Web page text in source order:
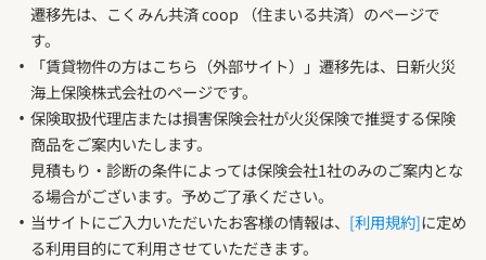
遷移先は、こくみん共済 coop （住まいる共済）のページで
す。
「賃貸物件の方はこちら（外部サイト）」遷移先は、日新火災
海上保険株式会社のページです。
保険取扱代理店または損害保険会社が火災保険で推奨する保険
商品をご案内いたします。
見積もり・診断の条件によっては保険会社1社のみのご案内とな
る場合がございます。予めご了承ください。
当サイトにご入力いただいたお客様の情報は、 [利用規約]に定め
る利用目的にて利用させていただきます。